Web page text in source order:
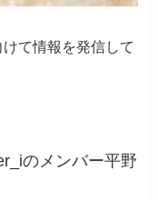
て情報を発信して
のメンバー平野